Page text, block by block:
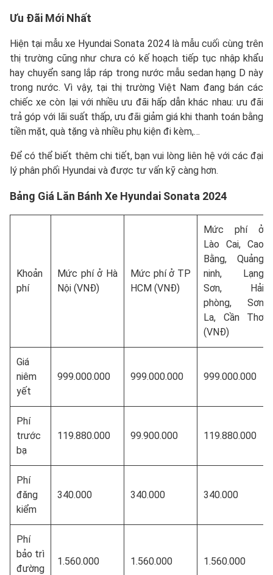
Ưu Đãi Mới Nhất
Hiện tại mẫu xe Hyundai Sonata 2024 là mẫu cuối cùng trên
thị trường cũng như chưa có kế hoạch tiếp tục nhập khẩu
hay chuyển sang lắp ráp trong nước mẫu sedan hạng D này
trong nước. Vì vậy, tại thị trường Việt Nam đang bán các
chiếc xe còn lại với nhiều ưu đãi hấp dẫn khác nhau: ưu đãi
trả góp với lãi suất thấp, ưu đãi giảm giá khi thanh toán bằng
tiền mặt, quà tặng và nhiều phụ kiện đi kèm,…
Để có thể biết thêm chi tiết, bạn vui lòng liên hệ với các đại
lý phân phối Hyundai và được tư vấn kỹ càng hơn.
Bảng Giá Lăn Bánh Xe Hyundai Sonata 2024
Khoản
phí
Mức phí ở Hà
Nội (VNĐ)
Mức phí ở TP
HCM (VNĐ)
Mức phí ở
Lào Cai, Cao
Bằng, Quảng
ninh, Lạng
Sơn, Hải
phòng, Sơn
La, Cần Thơ
(VNĐ)
Giá
niêm
yết
999.000.000 999.000.000 999.000.000
Phí
trước
bạ
119.880.000 99.900.000 119.880.000
Phí
đăng
kiểm
340.000 340.000 340.000
Phí
bảo trì
đường
1.560.000 1.560.000 1.560.000